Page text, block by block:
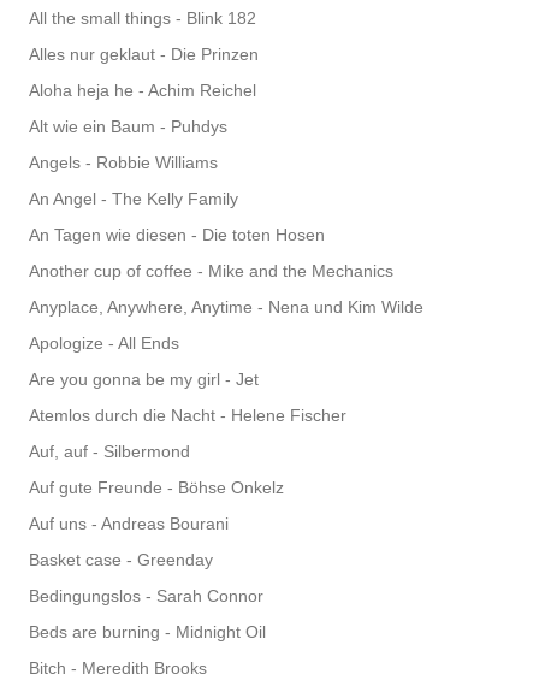
All the small things - Blink 182
Alles nur geklaut - Die Prinzen
Aloha heja he - Achim Reichel
Alt wie ein Baum - Puhdys
Angels - Robbie Williams
An Angel - The Kelly Family
An Tagen wie diesen - Die toten Hosen
Another cup of coffee - Mike and the Mechanics
Anyplace, Anywhere, Anytime - Nena und Kim Wilde
Apologize - All Ends
Are you gonna be my girl - Jet
Atemlos durch die Nacht - Helene Fischer
Auf, auf - Silbermond
Auf gute Freunde - Böhse Onkelz
Auf uns - Andreas Bourani
Basket case - Greenday
Bedingungslos - Sarah Connor
Beds are burning - Midnight Oil
Bitch - Meredith Brooks